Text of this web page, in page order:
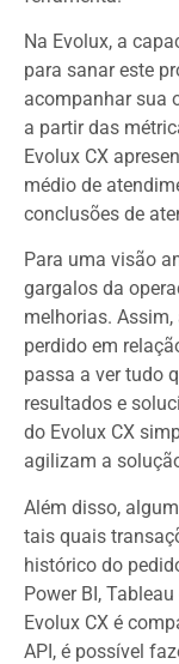
Na Evolux, a
para sanar este
acompanhar sua
a partir das
Evolux CX
médio de
conclusões de
Para uma visão
gargalos da
melhorias. Assim,
perdido em
passa a ver tudo
resultados e
do Evolux CX
agilizam a
Além disso,
tais quais
histórico do
Power BI,
Evolux CX é
API, é possível